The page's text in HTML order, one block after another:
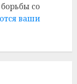
со
ваши